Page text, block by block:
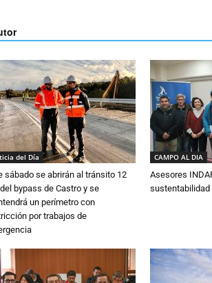
del Día
sábado se abrirán al tránsito 12
bypass de Castro y se
un perímetro con
por trabajos de
CAMPO AL DIA
Asesores
sustentabilidad